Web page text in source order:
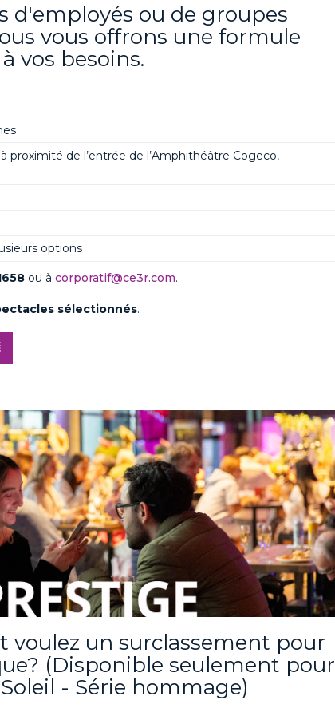
d'employés ou de groupes
vous offrons une formule
vos besoins.
à proximité de l’entrée de l’Amphithéâtre Cogeco,
options
ou à corporatif@ce3r.com.
sélectionnés.
voulez un surclassement pour
(Disponible seulement pour
- Série hommage)